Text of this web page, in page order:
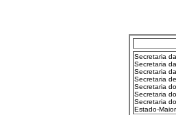
Secretaria
Secretaria
Secretaria
Secretaria
Secretaria
Secretaria
Secretaria
Estado-